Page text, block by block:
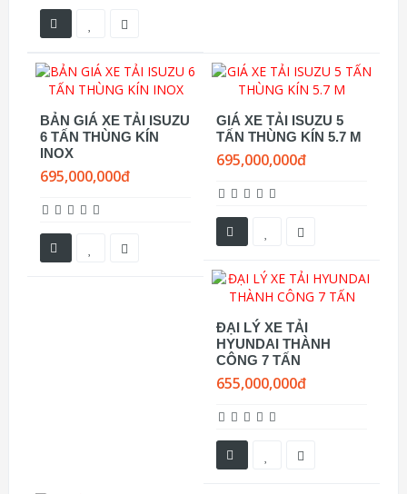
BẢN GIÁ XE TẢI ISUZU
6 TẤN THÙNG KÍN
INOX
695,000,000đ
GIÁ XE TẢI ISUZU 5
TẤN THÙNG KÍN 5.7 M
695,000,000đ
ĐẠI LÝ XE TẢI
HYUNDAI THÀNH
CÔNG 7 TẤN
655,000,000đ